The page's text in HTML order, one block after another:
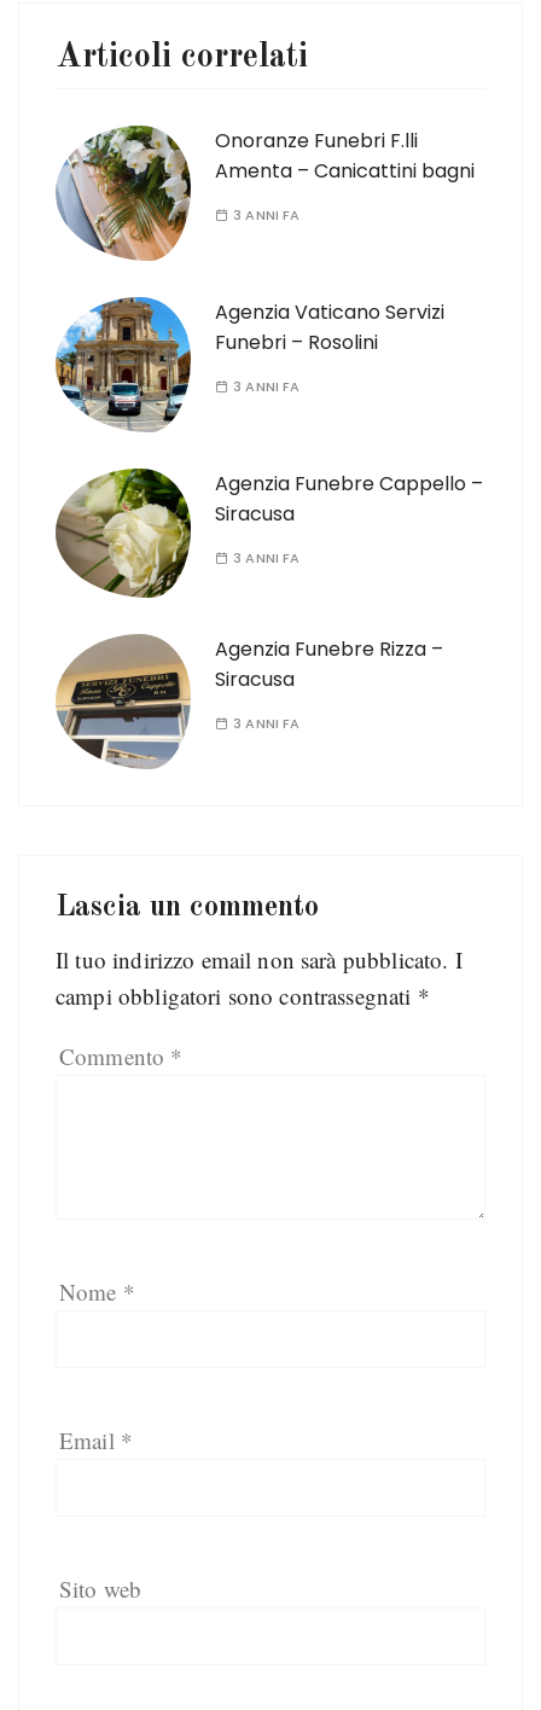
Articoli correlati
Onoranze Funebri F.lli
Amenta – Canicattini bagni
3 ANNI FA
Agenzia Vaticano Servizi
Funebri – Rosolini
3 ANNI FA
Agenzia Funebre Cappello –
Siracusa
3 ANNI FA
Agenzia Funebre Rizza –
Siracusa
3 ANNI FA
Lascia un commento
Il tuo indirizzo email non sarà pubblicato. I
campi obbligatori sono contrassegnati *
Commento *
Nome *
Email *
Sito web